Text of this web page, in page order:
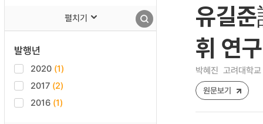
펼치기
발행년
2020 (1)
2017 (2)
2016 (1)
유길
휘 연구
박혜진 고려대학
원문보기